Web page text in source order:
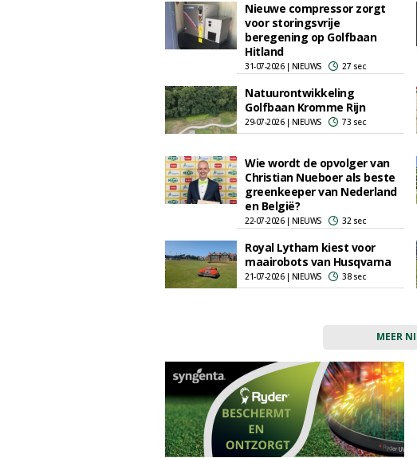
Nieuwe compressor zorgt
voor storingsvrije
beregening op Golfbaan
Hitland
31-07-2026 | NIEUWS 27 sec
Natuurontwikkeling
Golfbaan Kromme Rijn
29-07-2026 | NIEUWS 73 sec
Wie wordt de opvolger van
Christian Nueboer als beste
greenkeeper van Nederland
en België?
22-07-2026 | NIEUWS 32 sec
Royal Lytham kiest voor
maairobots van Husqvarna
21-07-2026 | NIEUWS 38 sec
MEER